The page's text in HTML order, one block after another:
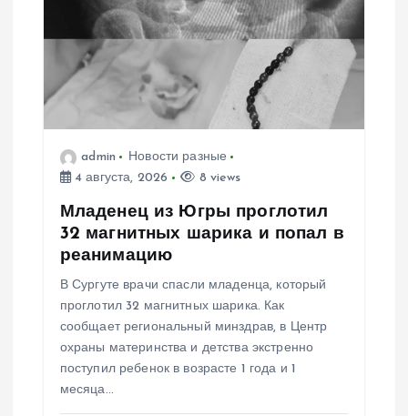
а
admin
Новости разные
4 августа, 2026
8 views
Младенец из Югры проглотил
32 магнитных шарика и попал в
реанимацию
В Сургуте врачи спасли младенца, который
проглотил 32 магнитных шарика. Как
сообщает региональный минздрав, в Центр
охраны материнства и детства экстренно
поступил ребенок в возрасте 1 года и 1
месяца…